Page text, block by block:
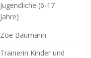
Jugendliche (6-17
Jahre)
Zoe Baumann
Trainerin Kinder und